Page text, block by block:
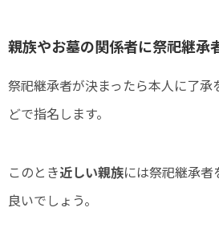
親族やお墓の関係者に祭祀継承
祭祀継承者が決まったら本人に了承
どで指名します。
このとき近しい親族には祭祀継承者
良いでしょう。